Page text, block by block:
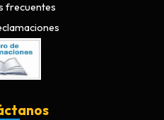
frecuentes